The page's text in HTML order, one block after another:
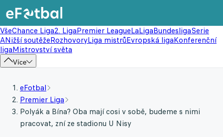
VšeChance Liga2. LigaPremier LeagueLaLigaBundesligaSerie
ANižší soutěžeRozhovoryLiga mistrůEvropská ligaKonferenční
ligaMistrovství světa
Více
eFotbal
Premier Liga
Polyák a Bína? Oba mají cosi v sobě, budeme s nimi
pracovat, zní ze stadionu U Nisy